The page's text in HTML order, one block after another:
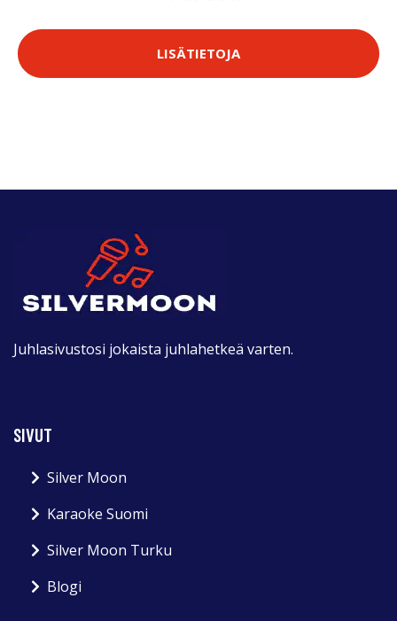
LISÄTIETOJA
Juhlasivustosi jokaista juhlahetkeä varten.
SIVUT
Silver Moon
Karaoke Suomi
Silver Moon Turku
Blogi